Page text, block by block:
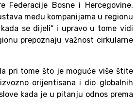
Federacije Bosne i Hercegovine,
među kompanijama u regionu
se dijeli“ i upravo u tome vidi
prepoznaju važnost cirkularne
pri tome što je moguće više štite
orijentisana i dio globalnih
kada je u pitanju odnos prema